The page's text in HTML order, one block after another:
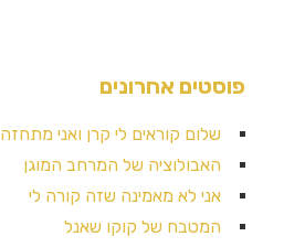
פוסטים אחרונים
שלום קוראים לי קרן ואני מתחזה
האבולוציה של המרחב המוגן
אני לא מאמינה שזה קורה לי
המטבח של קוקו שאנל